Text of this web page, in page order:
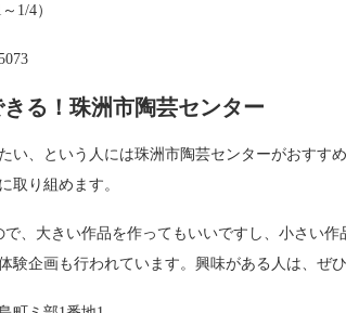
1/4）
る！珠洲市陶芸センター
い、という人には珠洲市陶芸センターがおすす
取り組めます。
、大きい作品を作ってもいいですし、小さい
験企画も行われています。興味がある人は、ぜ